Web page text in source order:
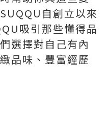
自創立以來
吸引那些懂得品
選擇對自己有內
品味、豐富經歷